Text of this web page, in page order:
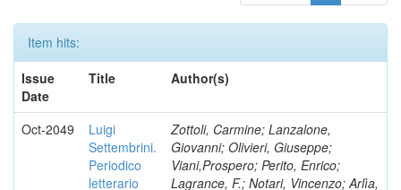
Item hits:
Issue
Date
Title Author(s)
Oct-2049
Luigi
Settembrini.
Periodico
letterario
Zottoli, Carmine; Lanzalone,
Giovanni; Olivieri, Giuseppe;
Viani,Prospero; Perito, Enrico;
Lagrance, F.; Notari, Vincenzo; Arlìa,